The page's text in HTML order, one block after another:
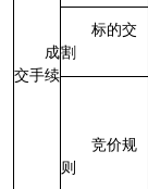
成
交手续
标的交
割
竞价规
则